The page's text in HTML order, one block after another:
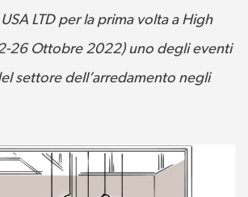
LTD per la prima volta a High
26 Ottobre 2022) uno degli eventi
settore dell’arredamento negli